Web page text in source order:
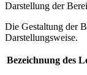
Darstellung der
Die Gestaltung der
Darstellungsweise.
Bezeichnung des